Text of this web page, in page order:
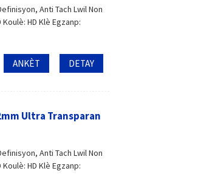
Anti Tach Lwil Non
HD Klè Egzanp:
ANKÈT DETAY
Ultra Transparan
Anti Tach Lwil Non
HD Klè Egzanp: